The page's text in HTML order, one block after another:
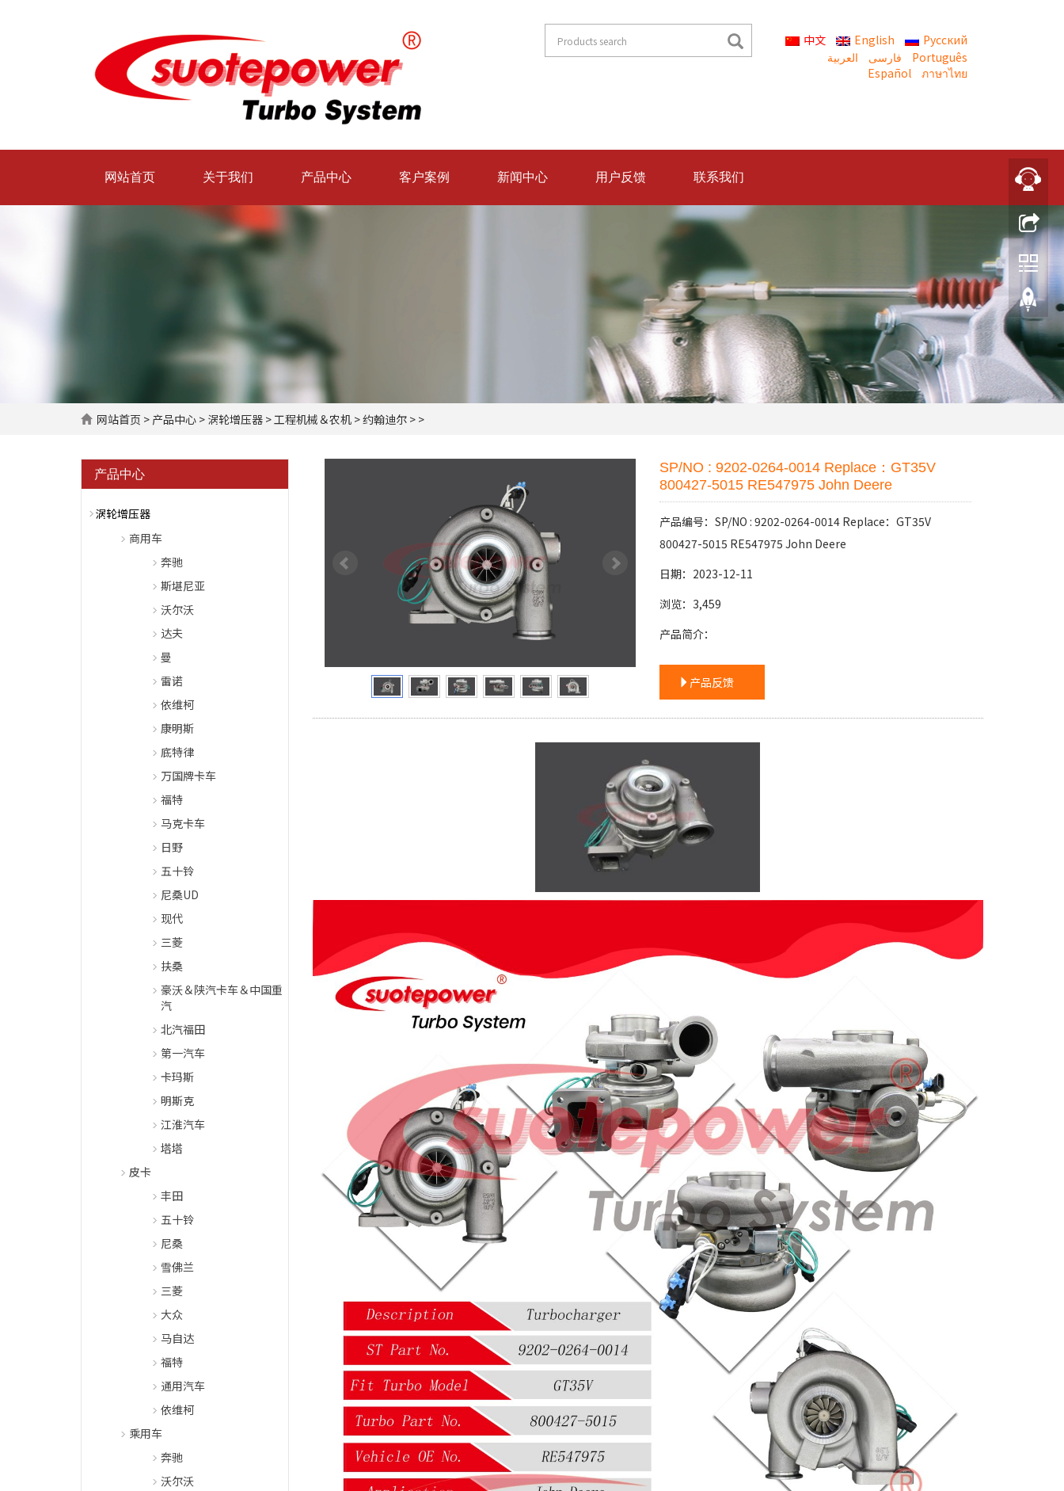
中文 English
Русский
العربية
Português
Español
ภาษาไทย
网站首页 关于我们 产品中心 客户案例 新闻中心 用户反馈 联系我们
网站首页 > 产品中心 > 涡轮增压器 >工程机械＆农机 >约翰迪尔 > >
SP/NO : 9202-0264-0014 Replace：GT35V
800427-5015 RE547975 John Deere
产品编号：SP/NO : 9202-0264-0014 Replace：GT35V
800427-5015 RE547975 John Deere
日期：2023-12-11
浏览：3,459
产品简介：
产品反馈
产品中心
涡轮增压器
商用车
奔驰
斯堪尼亚
沃尔沃
达夫
曼
雷诺
依维柯
康明斯
底特律
万国牌卡车
福特
马克卡车
日野
五十铃
尼桑UD
现代
三菱
扶桑
豪沃＆陕汽卡车＆中国重
汽
北汽福田
第一汽车
卡玛斯
明斯克
江淮汽车
塔塔
皮卡
丰田
五十铃
尼桑
雪佛兰
三菱
大众
马自达
福特
通用汽车
依维柯
乘用车
奔驰
沃尔沃